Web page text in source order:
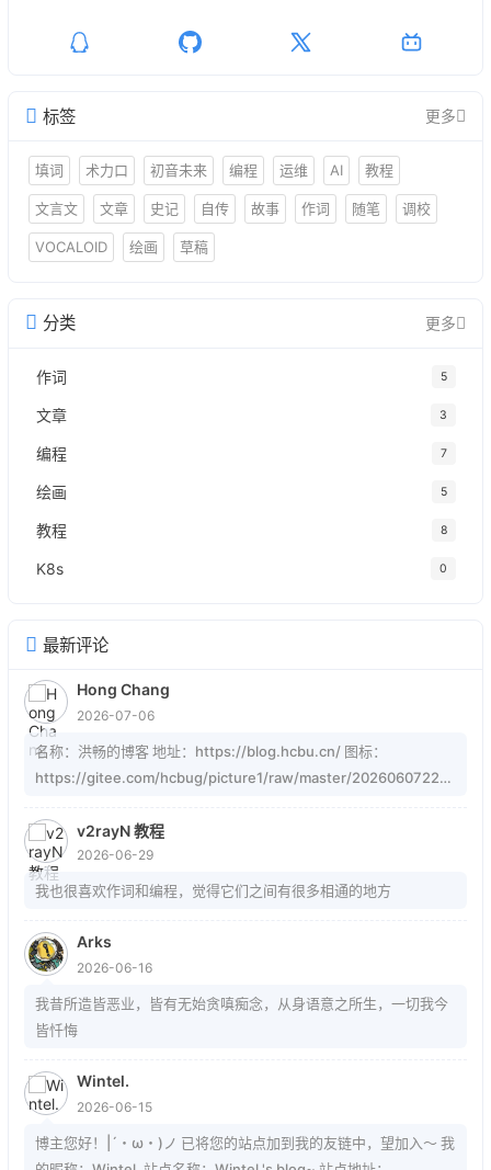
标签 更多
填词 术力口 初音未来 编程 运维 AI 教程
文言文 文章 史记 自传 故事 作词 随笔 调校
VOCALOID 绘画 草稿
分类 更多
作词 5
文章 3
编程 7
绘画 5
教程 8
K8s 0
最新评论
Hong Chang
2026-07-06
名称：洪畅的博客 地址：https://blog.hcbu.cn/ 图标：
https://gitee.com/hcbug/picture1/raw/master/20260607223
https://blog.hcbu.cn/atom.xml
v2rayN 教程
2026-06-29
我也很喜欢作词和编程，觉得它们之间有很多相通的地方
Arks
2026-06-16
我昔所造皆恶业，皆有无始贪嗔痴念，从身语意之所生，一切我今
皆忏悔
Wintel.
2026-06-15
博主您好！|´・ω・)ノ 已将您的站点加到我的友链中，望加入～ 我